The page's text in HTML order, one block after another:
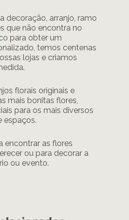
decoração, arranjo, ramo
que não encontra no
para obter um
temos centenas
lojas e criamos
florais originais e
mais bonitas flores,
para os mais diversos
espaços.
encontrar as flores
ou para decorar a
ou evento.